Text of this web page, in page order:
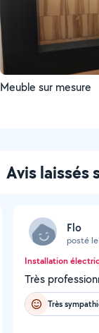
Meuble sur mesure
Avis laissés
Flo
posté
Installation
Très
Très